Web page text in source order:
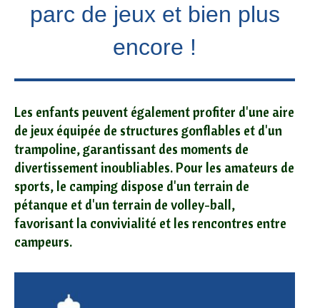
parc de jeux et bien plus
encore !
Les enfants peuvent également profiter d'une aire
de jeux équipée de structures gonflables et d'un
trampoline, garantissant des moments de
divertissement inoubliables. Pour les amateurs de
sports, le camping dispose d'un terrain de
pétanque et d'un terrain de volley-ball,
favorisant la convivialité et les rencontres entre
campeurs.